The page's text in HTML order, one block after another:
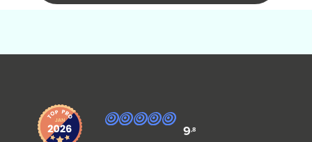
9,8